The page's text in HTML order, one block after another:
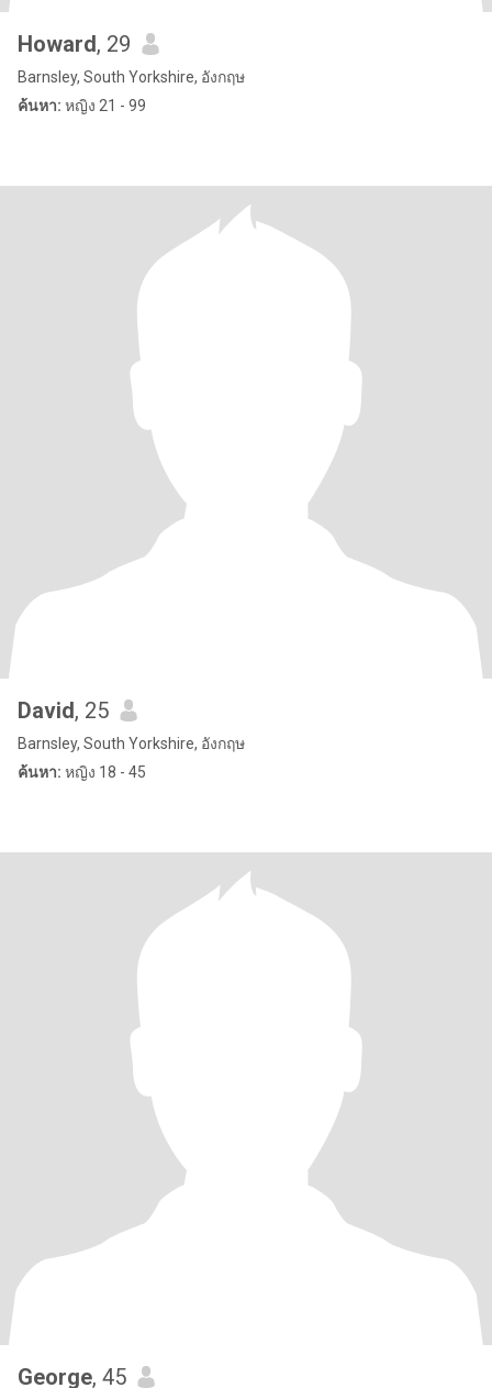
Howard, 29
Barnsley, South Yorkshire, อังกฤษ
ค้นหา: หญิง 21 - 99
David, 25
Barnsley, South Yorkshire, อังกฤษ
ค้นหา: หญิง 18 - 45
George, 45